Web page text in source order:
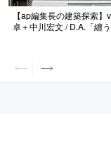
【ap編集長の建築探索
卓＋中川宏文 / D.A.「纏う